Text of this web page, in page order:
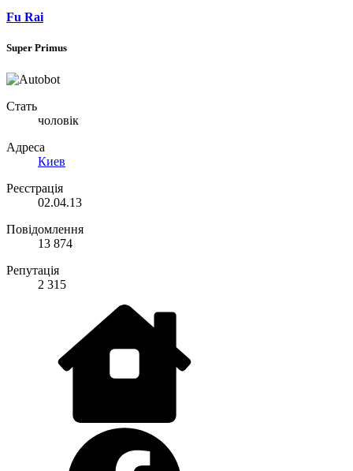
Fu Rai
Super Primus
Стать
чоловік
Адреса
Киев
Реєстрація
02.04.13
Повідомлення
13 874
Репутація
2 315